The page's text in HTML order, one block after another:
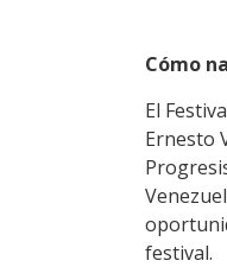
Cómo
El
Ernesto
festival.